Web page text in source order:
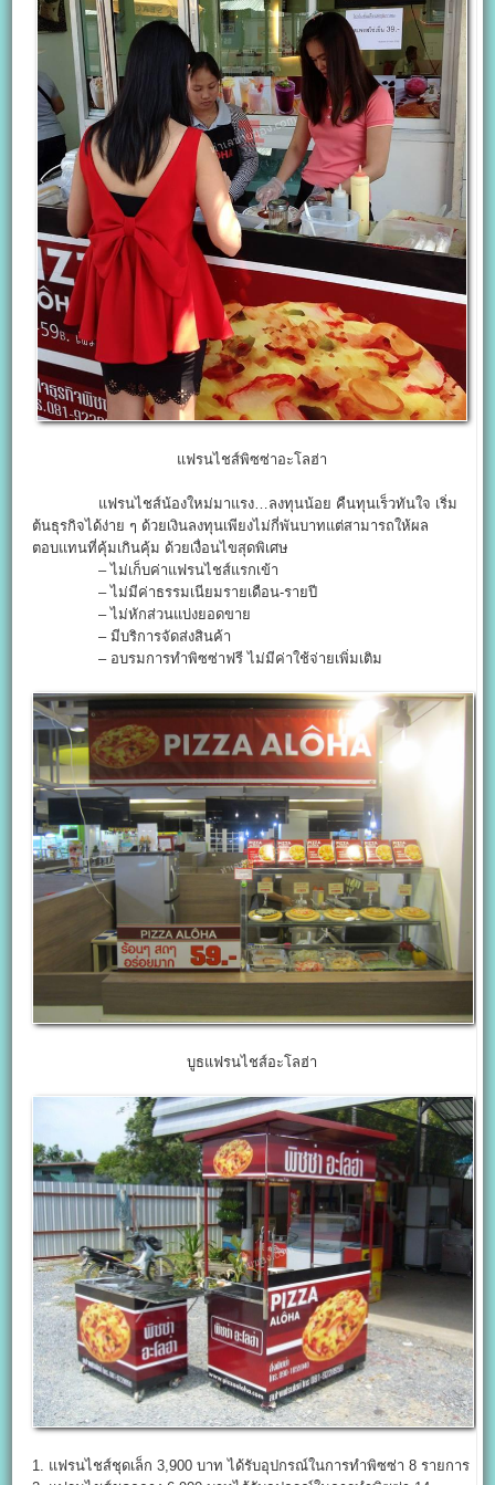
แฟรนไชส์พิซซ่าอะโลฮ่า
แฟรนไชส์น้องใหม่มาแรง…ลงทุนน้อย คืนทุนเร็วทันใจ เริ่ม
ต้นธุรกิจได้ง่าย ๆ ด้วยเงินลงทุนเพียงไม่กี่พันบาทแต่สามารถให้ผล
ตอบแทนที่คุ้มเกินคุ้ม ด้วยเงื่อนไขสุดพิเศษ
– ไม่เก็บค่าแฟรนไชส์แรกเข้า
– ไม่มีค่าธรรมเนียมรายเดือน-รายปี
– ไม่หักส่วนแบ่งยอดขาย
– มีบริการจัดส่งสินค้า
– อบรมการทำพิซซ่าฟรี ไม่มีค่าใช้จ่ายเพิ่มเติม
บูธแฟรนไชส์อะโลฮ่า
1. แฟรนไชส์ชุดเล็ก 3,900 บาท ได้รับอุปกรณ์ในการทำพิซซ่า 8 รายการ